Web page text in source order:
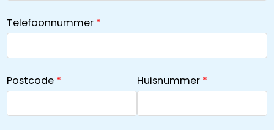
Telefoonnummer
Postcode Huisnummer